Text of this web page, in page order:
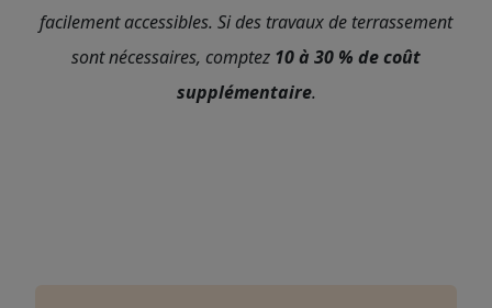
facilement accessibles. Si des travaux de terrassement
sont nécessaires, comptez 10 à 30 % de coût
supplémentaire.